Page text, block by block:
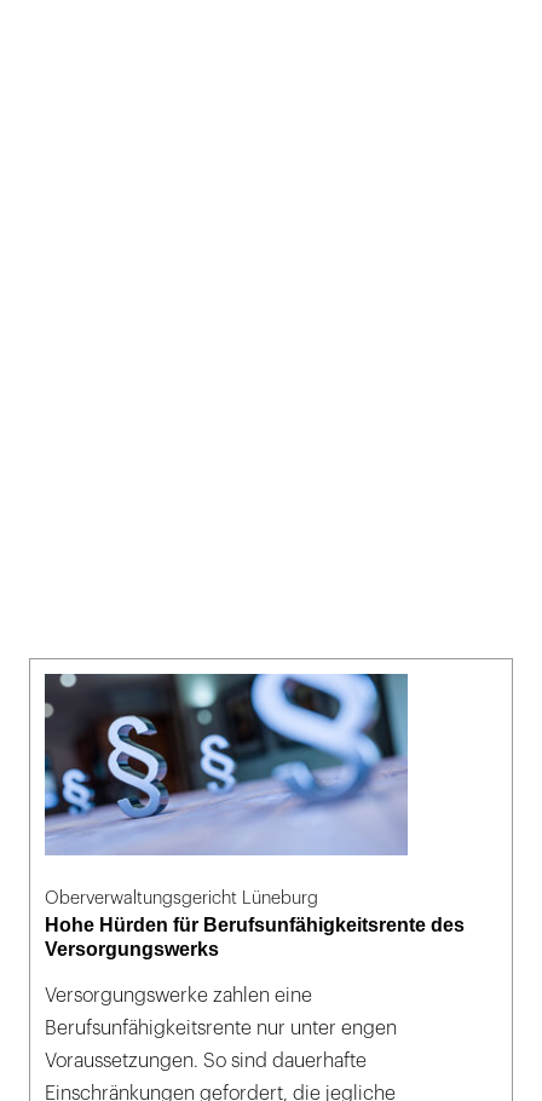
Oberverwaltungsgericht Lüneburg
Hohe Hürden für Berufsunfähigkeitsrente des
Versorgungswerks
Versorgungswerke zahlen eine
Berufsunfähigkeitsrente nur unter engen
Voraussetzungen. So sind dauerhafte
Einschränkungen gefordert, die jegliche